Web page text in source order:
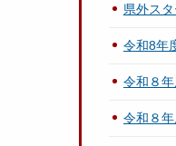
県外ス
令和8年
令和８
令和８